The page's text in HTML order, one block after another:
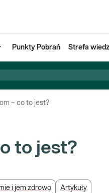
Punkty Pobrań Strefa
– co to jest?
to jest?
i jem zdrowo Artykuły